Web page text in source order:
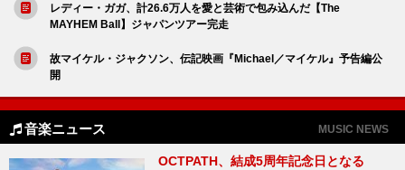
レディー・ガガ、計26.6万人を愛と芸術で包み込んだ【The
MAYHEM Ball】ジャパンツアー完走
故マイケル・ジャクソン、伝記映画『Michael／マイケル』予告編公
開
音楽ニュース MUSIC NEWS
OCTPATH、結成5周年記念日となる